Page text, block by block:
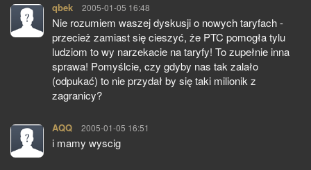
qbek pisze:
2005-01-05 16:48
Nie rozumiem waszej dyskusji o nowych taryfach -
przecież zamiast się cieszyć, że PTC pomogła tylu
ludziom to wy narzekacie na taryfy! To zupełnie inna
sprawa! Pomyślcie, czy gdyby nas tak zalało
(odpukać) to nie przydał by się taki milionik z
zagranicy?
AQQ pisze:
2005-01-05 16:51
i mamy wyscig